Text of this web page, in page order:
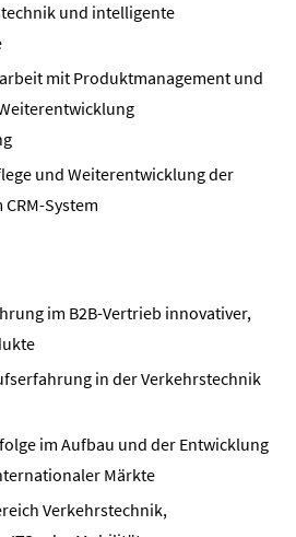
und intelligente
mit Produktmanagement und
und Weiterentwicklung der
System
im B2B-Vertrieb innovativer,
in der Verkehrstechnik
im Aufbau und der Entwicklung
Märkte
Verkehrstechnik,